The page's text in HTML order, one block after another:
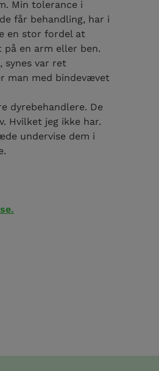
Min tolerance i
får behandling, har i
en stor fordel at
en arm eller ben.
synes var ret
man med bindevævet
dyrebehandlere. De
Hvilket jeg ikke har.
undervise dem i